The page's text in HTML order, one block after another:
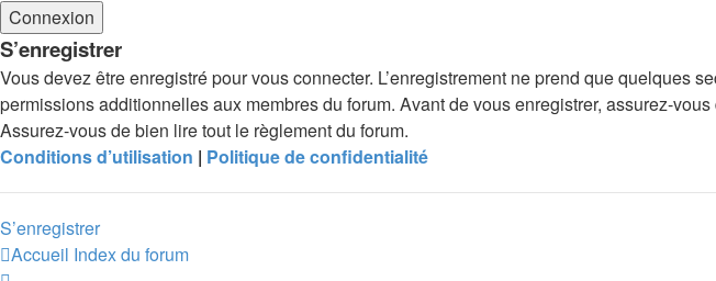
S’enregistrer
Vous devez être enregistré pour vous connecter. L’enregistrement ne prend que quelques
permissions additionnelles aux membres du forum. Avant de vous enregistrer, assurez-
Assurez-vous de bien lire tout le règlement du forum.
Conditions d’utilisation | Politique de confidentialité
S’enregistrer
Accueil Index du forum